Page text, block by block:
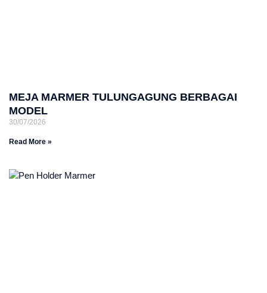
MEJA MARMER TULUNGAGUNG BERBAGAI
MODEL
30/07/2026
Read More »